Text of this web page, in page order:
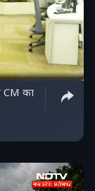
CM का